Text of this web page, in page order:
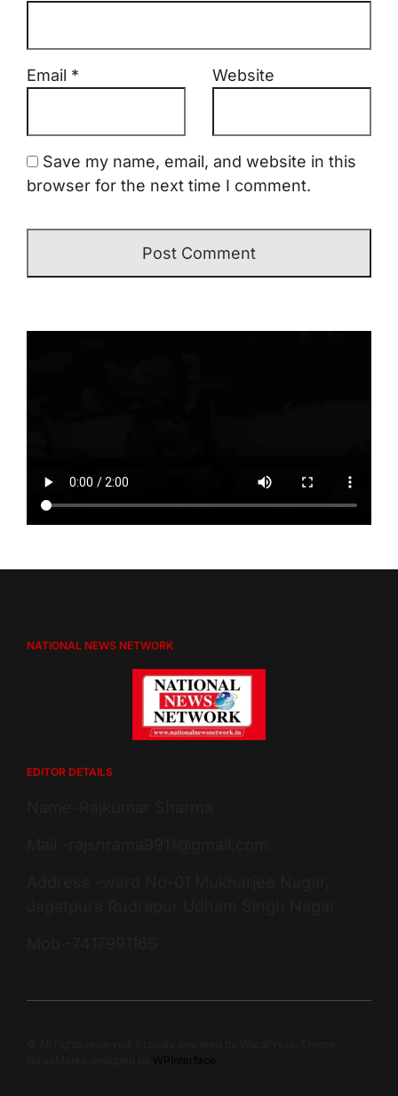
Email * Website
Save my name, email, and website in this
browser for the next time I comment.
NATIONAL NEWS NETWORK
EDITOR DETAILS